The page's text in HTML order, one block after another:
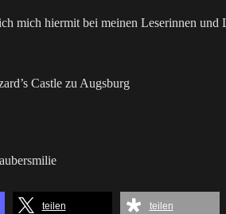
mich hiermit bei meinen Leserinnen und
Castle zu Augsburg
teilen teilen